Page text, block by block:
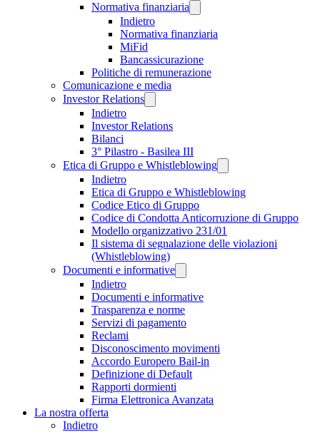
Normativa finanziaria
Indietro
Normativa finanziaria
MiFid
Bancassicurazione
Politiche di remunerazione
Comunicazione e media
Investor Relations
Indietro
Investor Relations
Bilanci
3° Pilastro - Basilea III
Etica di Gruppo e Whistleblowing
Indietro
Etica di Gruppo e Whistleblowing
Codice Etico di Gruppo
Codice di Condotta Anticorruzione di Gruppo
Modello organizzativo 231/01
Il sistema di segnalazione delle violazioni
(Whistleblowing)
Documenti e informative
Indietro
Documenti e informative
Trasparenza e norme
Servizi di pagamento
Reclami
Disconoscimento movimenti
Accordo Europero Bail-in
Definizione di Default
Rapporti dormienti
Firma Elettronica Avanzata
La nostra offerta
Indietro